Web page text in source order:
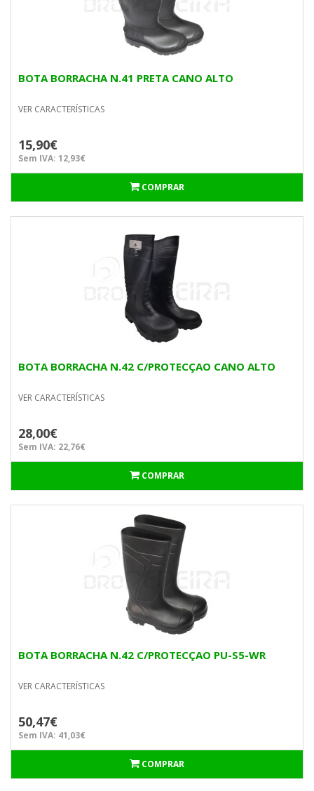
BOTA BORRACHA N.41 PRETA CANO ALTO
VER CARACTERÍSTICAS
15,90€
Sem IVA: 12,93€
COMPRAR
BOTA BORRACHA N.42 C/PROTECÇAO CANO ALTO
VER CARACTERÍSTICAS
28,00€
Sem IVA: 22,76€
COMPRAR
BOTA BORRACHA N.42 C/PROTECÇAO PU-S5-WR
VER CARACTERÍSTICAS
50,47€
Sem IVA: 41,03€
COMPRAR